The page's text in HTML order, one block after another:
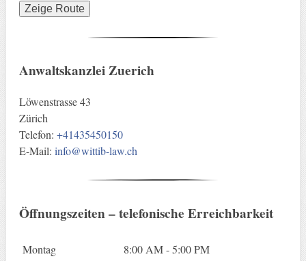
Anwaltskanzlei Zuerich
Löwenstrasse 43
Zürich
Telefon: +41435450150
E-Mail: info@wittib-law.ch
Öffnungszeiten – telefonische Erreichbarkeit
Montag
8:00 AM - 5:00 PM